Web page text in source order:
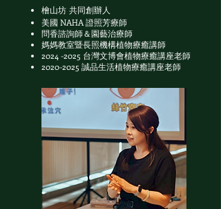
檜山坊 共同創辦人
美國 NAHA 證照芳療師
問香諮詢師＆園藝治療師
媽媽教室暨長照機構植物療癒講師
2024 -2025 台灣文博會植物療癒講座老師
2020-2025 誠品生活植物療癒講座老師